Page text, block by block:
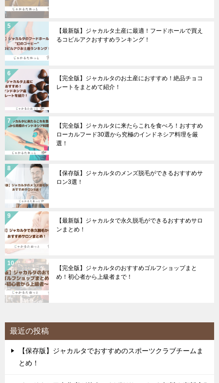
【最新版】ジャカルタ土産に最適！フードホールで買え
るコピルアクおすすめランキング！
【完全版】ジャカルタのお土産におすすめ！絶品チョコ
レートをまとめて紹介！
【完全版】ジャカルタに来たらこれを食べろ！おすすめ
ローカルフード30選から究極のインドネシア料理を厳
選！
【保存版】ジャカルタのメンズ脱毛ができるおすすめサ
ロン3選！
【最新版】ジャカルタで永久脱毛ができるおすすめサロ
ンまとめ！
【完全版】ジャカルタのおすすめゴルフショップまと
め！初心者から上級者まで！
最近の投稿
【保存版】ジャカルタでおすすめのスポーツクラブチームま
とめ！